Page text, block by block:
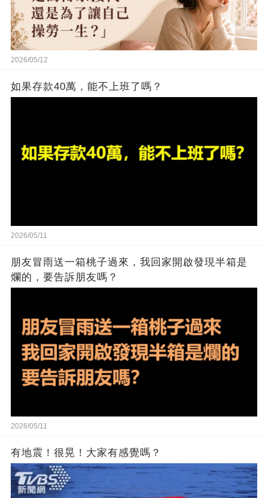
2026/05/12
如果存款40萬，能不上班了嗎？
2026/05/11
朋友冒雨送一箱桃子過來，我回家開啟發現半箱是
爛的，要告訴朋友嗎？
2026/05/11
有地震！很晃！大家有感覺嗎？